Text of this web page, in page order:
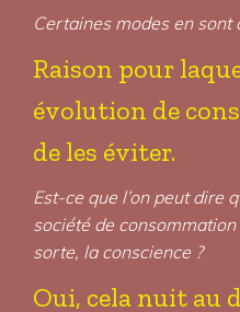
Certaines modes en sont
Raison pour
évolution de
de les éviter.
Est-ce que l’on peut dire
société de
sorte, la conscience ?
Oui, cela nuit au